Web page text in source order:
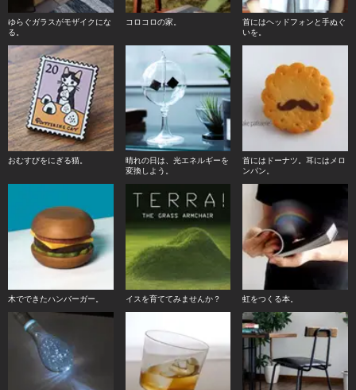
ゆらぐガラスがモザイクにな
る。
コロコロの家。
首にはヘッドフォンと手ぬぐ
いを。
おむすびをにぎる猫。
晴れの日は、光エネルギーを
変換しよう。
首にはドーナツ。耳にはメロ
ンパン。
木でできたハンバーガー。 イスを育ててみませんか？ 虹をつくる本。